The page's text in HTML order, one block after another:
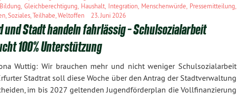
Bildung,Gleichberechtigung, Haushalt, Integration, Menschenwürde, Pressemitteilung,
,Soziales,Teilhabe,Weltoffen 23. Juni 2026
und Stadt handeln fahrlässig – Schulsozialarbeit
100% Unterstützung
Wuttig: Wir brauchen mehr und nicht weniger Schulsozialarbeit
Stadtrat soll diese Woche über den Antrag der Stadtverwaltung
im bis 2027 geltenden Jugendförderplan die Vollfinanzierung